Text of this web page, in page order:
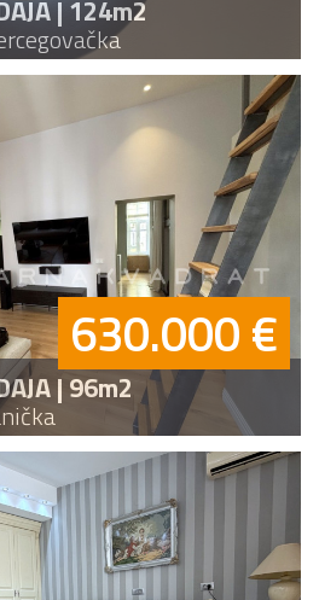
| 124m2
| 96m2
630.000 €